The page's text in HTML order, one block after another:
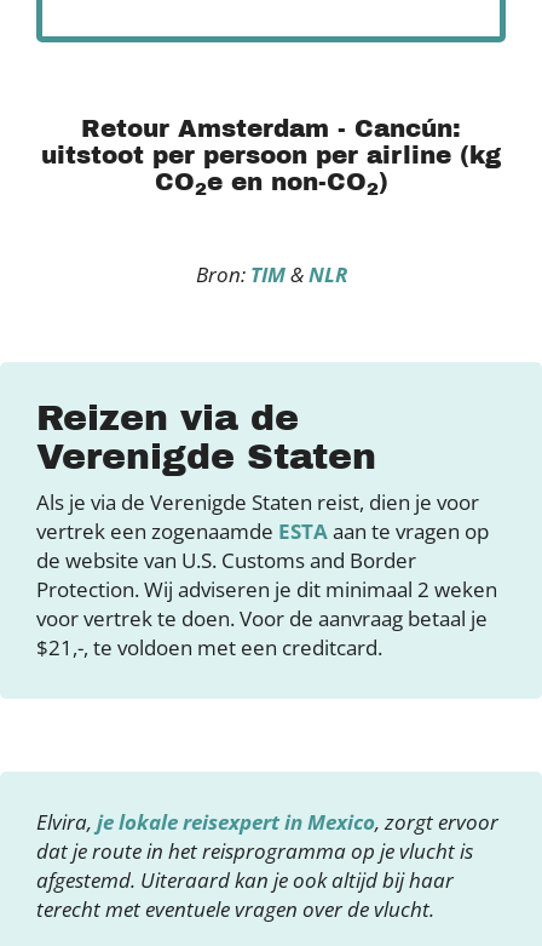
Retour Amsterdam - Cancún:
uitstoot per persoon per airline (kg
CO2e en non-CO2)
Bron: TIM&NLR
Reizen via de
Verenigde Staten
Als je via de Verenigde Staten reist, dien je voor
vertrek een zogenaamde ESTAaan te vragen op
de website van U.S. Customs and Border
Protection. Wij adviseren je dit minimaal 2 weken
voor vertrek te doen. Voor de aanvraag betaal je
$21,-, te voldoen met een creditcard.
Elvira, je lokale reisexpert in Mexico, zorgt ervoor
dat je route in het reisprogramma op je vlucht is
afgestemd. Uiteraard kan je ook altijd bij haar
terecht met eventuele vragen over de vlucht.